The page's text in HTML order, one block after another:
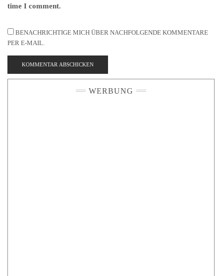
time I comment.
BENACHRICHTIGE MICH ÜBER NACHFOLGENDE KOMMENTARE
PER E-MAIL.
WERBUNG